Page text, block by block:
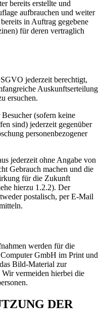
bereits erstellte und
aufbrauchen und weiter
in Auftrag gegebene
für deren vertraglich
jederzeit berechtigt,
Auskunftserteilung
ersuchen.
(sofern keine
sind) jederzeit gegenüber
personenbezogener
jederzeit ohne Angabe von
Gebrauch machen und die
für die Zukunft
hierzu 1.2.2). Der
postalisch, per E-Mail
werden für die
GmbH im Print und
Bild-Material zur
vermeiden hierbei die
DER